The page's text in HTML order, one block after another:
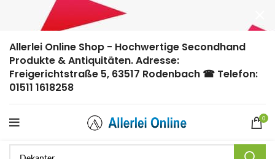
Allerlei Online Shop - Hochwertige Secondhand
Produkte & Antiquitäten. Adresse:
Freigerichtstraße 5, 63517 Rodenbach ☎ Telefon:
01511 1618258
0